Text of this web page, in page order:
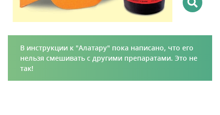
В инструкции к "Алатару" пока написано, что его
нельзя смешивать с другими препаратами. Это не
так!